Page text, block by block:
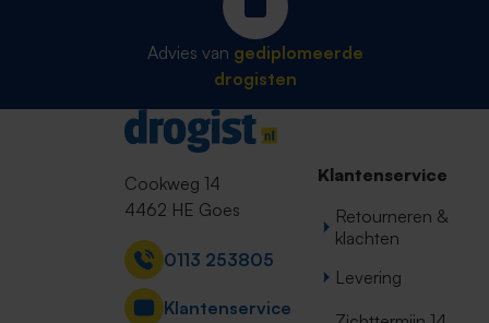
Advies van gediplomeerde
drogisten
Contact
Cookweg 14
4462 HE Goes
0113 253805
Klantenservice
Klantenservice
Retourneren &
klachten
Levering